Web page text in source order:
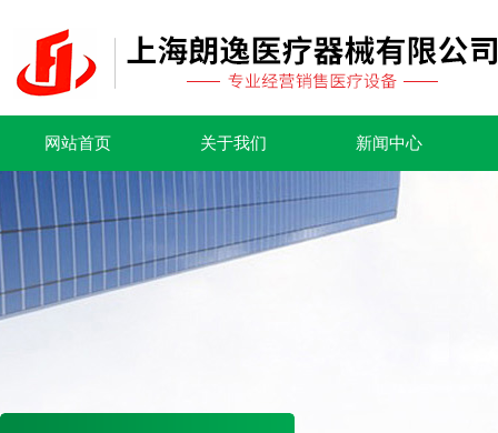
网站首页 关于我们 新闻中心